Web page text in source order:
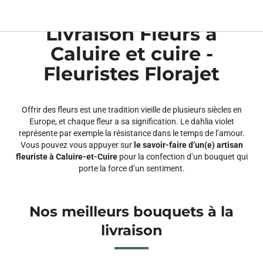
Livraison Fleurs à
Caluire et cuire -
Fleuristes Florajet
Offrir des fleurs est une tradition vieille de plusieurs siècles en
Europe, et chaque fleur a sa signification. Le dahlia violet
représente par exemple la résistance dans le temps de l’amour.
Vous pouvez vous appuyer sur le savoir-faire d’un(e) artisan
fleuriste à Caluire-et-Cuirepour la confection d’un bouquet qui
porte la force d’un sentiment.
Nos meilleurs bouquets à la
livraison